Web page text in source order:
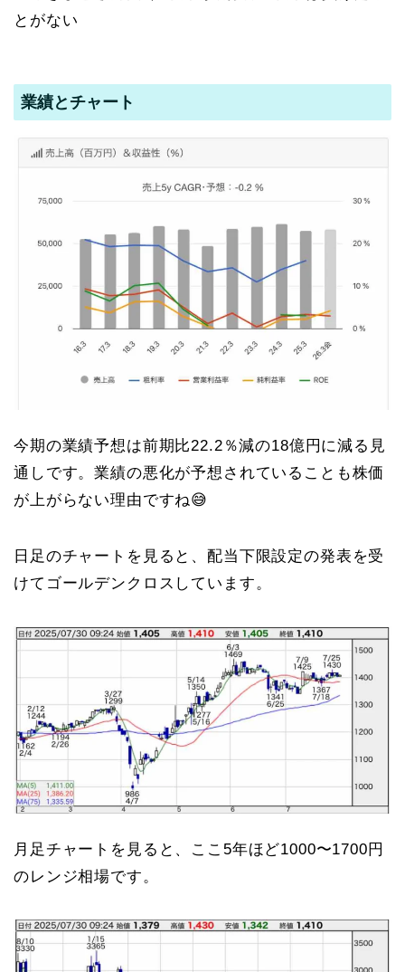
とがない
業績とチャート
今期の業績予想は前期比22.2％減の18億円に減る見
通しです。業績の悪化が予想されていることも株価
が上がらない理由ですね😅
日足のチャートを見ると、配当下限設定の発表を受
けてゴールデンクロスしています。
月足チャートを見ると、ここ5年ほど1000〜1700円
のレンジ相場です。